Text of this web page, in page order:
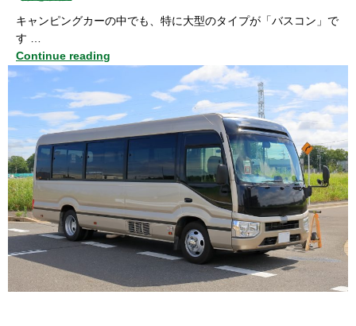
キャンピングカーの中でも、特に大型のタイプが「バスコン」で
す …
Continue reading